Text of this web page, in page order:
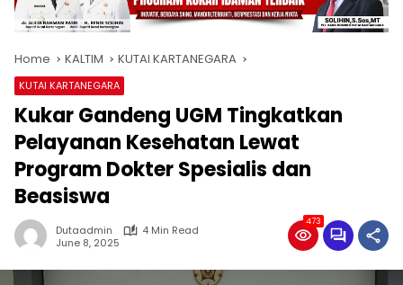
Home KALTIM KUTAI KARTANEGARA
KUTAI KARTANEGARA
Kukar Gandeng UGM Tingkatkan
Pelayanan Kesehatan Lewat
Program Dokter Spesialis dan
Beasiswa
Dutaadmin
4 Min Read
June 8, 2025
473